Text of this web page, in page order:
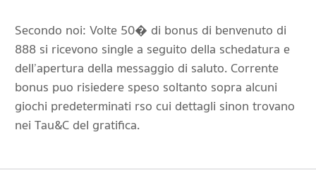
Secondo noi: Volte 50� di bonus di benvenuto di
888 si ricevono single a seguito della schedatura e
dell’apertura della messaggio di saluto. Corrente
bonus puo risiedere speso soltanto sopra alcuni
giochi predeterminati rso cui dettagli sinon trovano
nei Tau&C del gratifica.